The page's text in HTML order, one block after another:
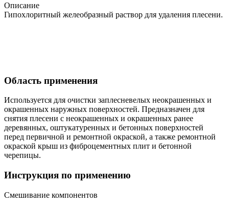
Описание
Гипохлоритный желеобразный раствор для удаления плесени.
Область применения
Используется для очистки заплесневелых неокрашенных и
окрашенных наружных поверхностей. Предназначен для
снятия плесени с неокрашенных и окрашенных ранее
деревянных, оштукатуренных и бетонных поверхностей
перед первичной и ремонтной окраской, а также ремонтной
окраской крыш из фиброцементных плит и бетонной
черепицы.
Инструкция по применению
Смешивание компонентов